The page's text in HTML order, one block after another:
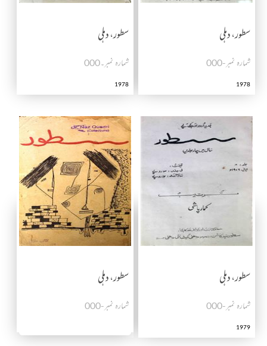
سطور، دہلی
شمارہ نمبر-000
1978
سطور، دہلی
شمارہ نمبر۔000
1978
سطور، دہلی
شمارہ نمبر-000
1979
سطور، دہلی
شمارہ نمبر-000